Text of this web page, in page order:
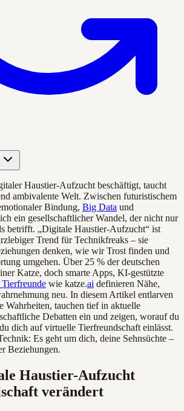
Haustier-Aufzucht beschäftigt, taucht
ambivalente Welt. Zwischen futuristischem
Bindung, Big Data und
ein gesellschaftlicher Wandel, der nicht nur
betrifft. „Digitale Haustier-Aufzucht“ ist
Trend für Technikfreaks – sie
denken, wie wir Trost finden und
umgehen. Über 25 % der deutschen
Katze, doch smarte Apps, KI-gestützte
wie katze.ai definieren Nähe,
neu. In diesem Artikel entlarven
Wahrheiten, tauchen tief in aktuelle
Debatten ein und zeigen, worauf du
dich auf virtuelle Tierfreundschaft einlässt.
Es geht um dich, deine Sehnsüchte –
Beziehungen.
Haustier-Aufzucht
verändert